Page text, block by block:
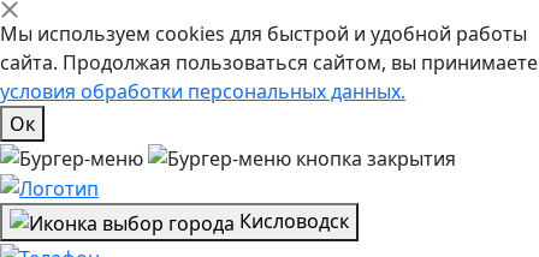
Мы используем cookies для быстрой и удобной работы
сайта. Продолжая пользоваться сайтом, вы принимаете
условия обработки персональных данных.
Ок
Кисловодск